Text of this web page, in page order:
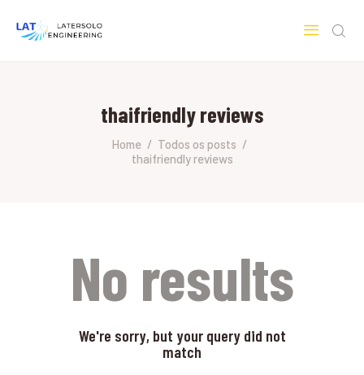
thaifriendly reviews
Home
Todos os posts
thaifriendly reviews
SOBRE A LATERSOLO
ENGINEERING
No results
We're sorry, but your query did not
match